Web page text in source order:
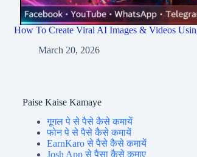
How To Create Viral AI Images & Videos
March 20, 2026
Paise Kaise Kamaye
गूगल पे से पैसे कैसे कमायें
फोन पे से पैसे कैसे कमायें
EarnKaro से पैसे कैसे कमायें
Josh App से पैसा कैसे कमाए